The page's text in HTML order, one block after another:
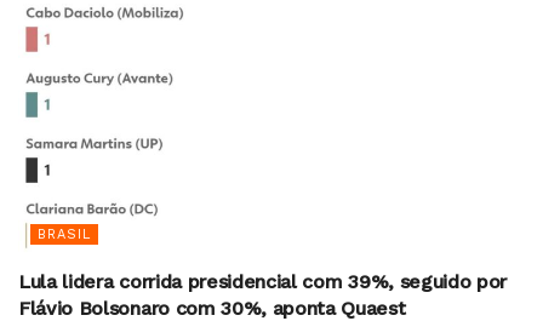
BRASIL
Lula lidera corrida presidencial com 39%, seguido por
Flávio Bolsonaro com 30%, aponta Quaest